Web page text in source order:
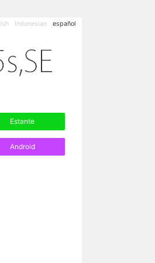
Indonesian español
Estante
Android